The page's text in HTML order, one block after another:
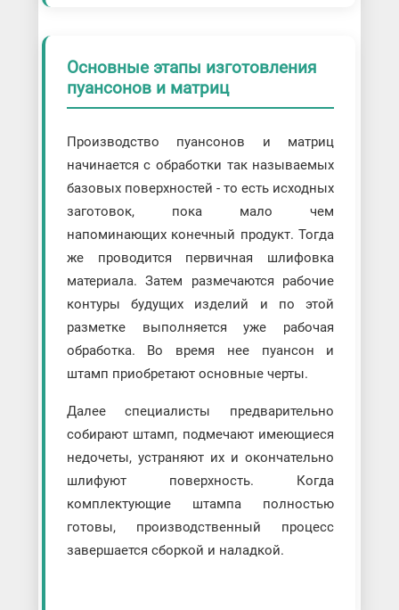
Основные этапы изготовления
пуансонов и матриц
Производство пуансонов и матриц
начинается с обработки так называемых
базовых поверхностей - то есть исходных
заготовок, пока мало чем
напоминающих конечный продукт. Тогда
же проводится первичная шлифовка
материала. Затем размечаются рабочие
контуры будущих изделий и по этой
разметке выполняется уже рабочая
обработка. Во время нее пуансон и
штамп приобретают основные черты.
Далее специалисты предварительно
собирают штамп, подмечают имеющиеся
недочеты, устраняют их и окончательно
шлифуют поверхность. Когда
комплектующие штампа полностью
готовы, производственный процесс
завершается сборкой и наладкой.